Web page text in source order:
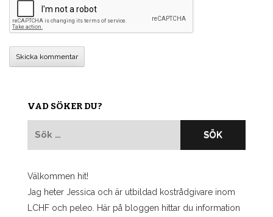
VAD SÖKER DU?
Välkommen hit!
Jag heter Jessica och är utbildad kostrådgivare inom
LCHF och peleo. Här på bloggen hittar du information